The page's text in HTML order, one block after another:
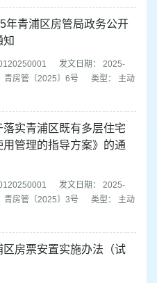
年青浦区房管局政务公开
知
发文日期： 2025-
青房管〔2025〕6号
类型： 主动
落实青浦区既有多层住宅
管理的指导方案》的通
发文日期： 2025-
青房管〔2025〕3号
类型： 主动
区房票安置实施办法（试